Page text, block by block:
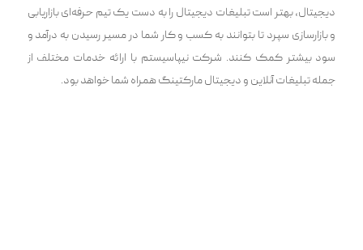
دیجیتال، بهتر است تبلیغات دیجیتال را به دست یک تیم حرفه‌ای بازاریابی
و بازارسازی سپرد تا بتوانند به کسب و کار شما در مسیر رسی‍‌‍دن به درآمد و
سود بیشتر کمک کنند. شرکت نیپاسیستم با ارائه خدمات مختلف از
جمله تبلیغات آنلاین و دیجیتال مارکتینگ همراه شما خواهد بود.